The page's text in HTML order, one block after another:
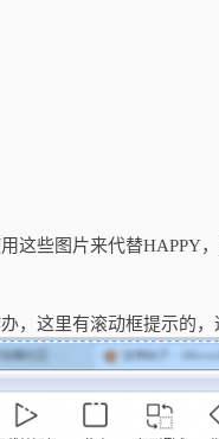
这些图片来代替HAPPY
，这里有滚动框提示的，